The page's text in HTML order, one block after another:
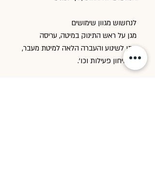
לנחשוש מגוון שימושים
מגן על ראש התינוק במיטה, עריסה
ניתן לשינוע והעברה הלאה למיטת מעבר,
לשטיחון פעילות וכו'.